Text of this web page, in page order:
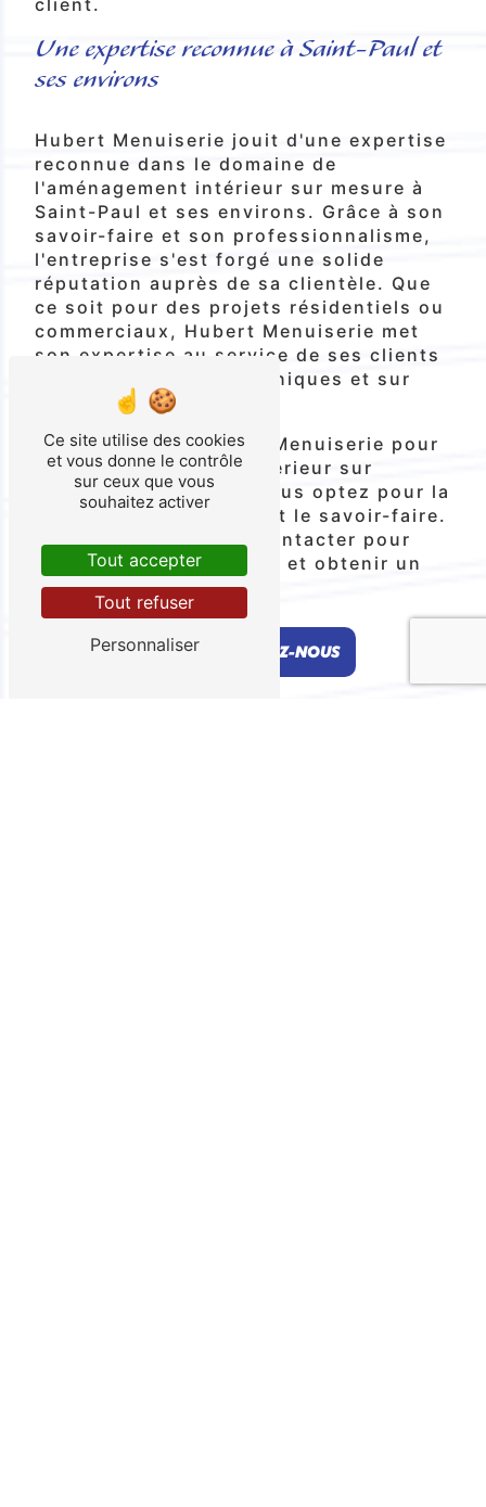
Une expertise reconnue à Saint-Paul et
ses environs
Hubert Menuiserie jouit d'une expertise
reconnue dans le domaine de
l'aménagement intérieur sur mesure à
Saint-Paul et ses environs. Grâce à son
savoir-faire et son professionnalisme,
l'entreprise s'est forgé une solide
réputation auprès de sa clientèle. Que
ce soit pour des projets résidentiels ou
commerciaux, Hubert Menuiserie met
son expertise au service de ses clients
pour des réalisations uniques et sur
En choisissant Hubert Menuiserie pour
votre aménagement intérieur sur
mesure à Saint-Paul, vous optez pour la
qualité, le sur mesure et le savoir-faire.
N'hésitez pas à nous contacter pour
discuter de votre projet et obtenir un
devis personnalisé.
EN SAVOIR PLUS CONTACTEZ-NOUS
Ce site utilise des cookies
et vous donne le contrôle
sur ceux que vous
souhaitez activer
Tout accepter
Tout refuser
Personnaliser